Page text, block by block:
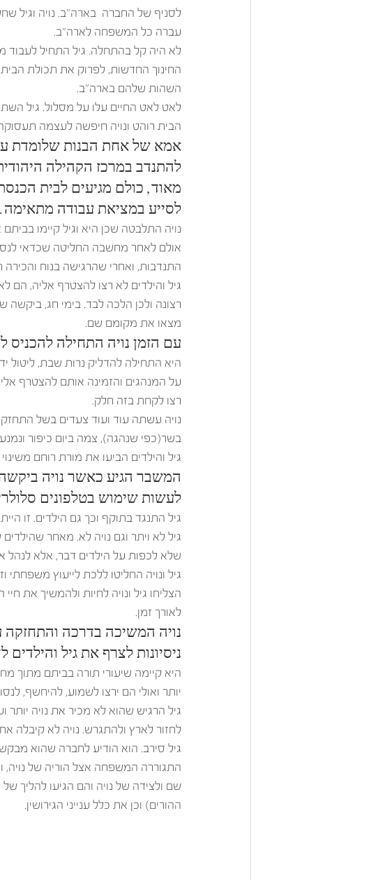
עברה כל המשפחה לארה"ב.
לא היה קל בהתחלה. גיל התחיל לעבוד
החינוך החדשות, לפרוק את תכולת
השהות שלהם בארה"ב.
לאט לאט החיים עלו על מסלול. גיל
הבית רוהט ונויה חיפשה לעצמה
אמא של אחת הבנות שלומדת
להתנדב במרכז הקהילה
מאוד, כולם מגיעים לבית
לסייע במציאת עבודה מתאימה.
נויה התלבטה שכן היא וגיל קיימו
אולם לאחר מחשבה החליטה שכדאי
התנדבות, ואחרי שהרגישה בנוח
גיל והילדים לא רצו להצטרף אליה, הם
רצונה ולכן הלכה לבד. בימי חג, ביקשה
מצאו את מקומם שם.
עם הזמן נויה התחילה להכניס
היא התחילה להדליק נרות שבת, ליטול
על המנהגים והזמינה אותם להצטרף
רצו לקחת בזה חלק.
נויה עשתה עוד ועוד צעדים בשל
בשר(כפי שנהגה), צמה ביום כיפור
גיל והילדים הביעו את מורת רוחם
המשבר הגיע כאשר נויה
לעשות שימוש בטלפונים
גיל התנגד בתוקף וכך גם הילדים. זו
שלא לכפות על הילדים דבר, אלא
גיל ונויה החליטו ללכת לייעוץ
הצליחו גיל ונויה לחיות ולהמשיך
לאורך זמן.
נויה המשיכה בדרכה
ניסיונות לצרף את גיל והילדים
היא קיימה שיעורי תורה בביתם מתוך
יותר ואולי הם ירצו לשמוע, להיחשף,
גיל הרגיש שהוא לא מכיר את נויה
לחזור לארץ ולהתגרש. נויה לא קיבלה
גיל סירב. הוא הודיע לחברה שהוא
התגוררה המשפחה אצל הוריה של
שם ולצידה של נויה והם הגיעו להליך
ההורים) וכן את כלל ענייני הגירושין.